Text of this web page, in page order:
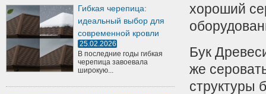
Гибкая черепица:
идеальный выбор для
современной кровли
25.02.2026
В последние годы гибкая
черепица завоевала
широкую...
хороший
Бук
же
структуры